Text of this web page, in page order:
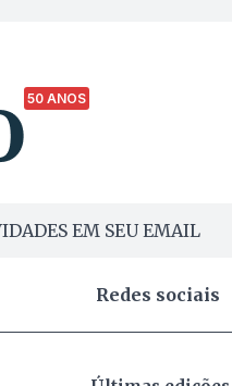
50 ANOS
EM SEU EMAIL
Redes sociais